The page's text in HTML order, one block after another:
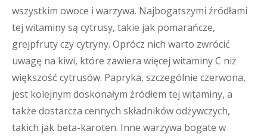
wszystkim owoce i warzywa. Najbogatszymi źródłami
tej witaminy są cytrusy, takie jak pomarańcze,
grejpfruty czy cytryny. Oprócz nich warto zwrócić
uwagę na kiwi, które zawiera więcej witaminy C niż
większość cytrusów. Papryka, szczególnie czerwona,
jest kolejnym doskonałym źródłem tej witaminy, a
także dostarcza cennych składników odżywczych,
takich jak beta-karoten. Inne warzywa bogate w